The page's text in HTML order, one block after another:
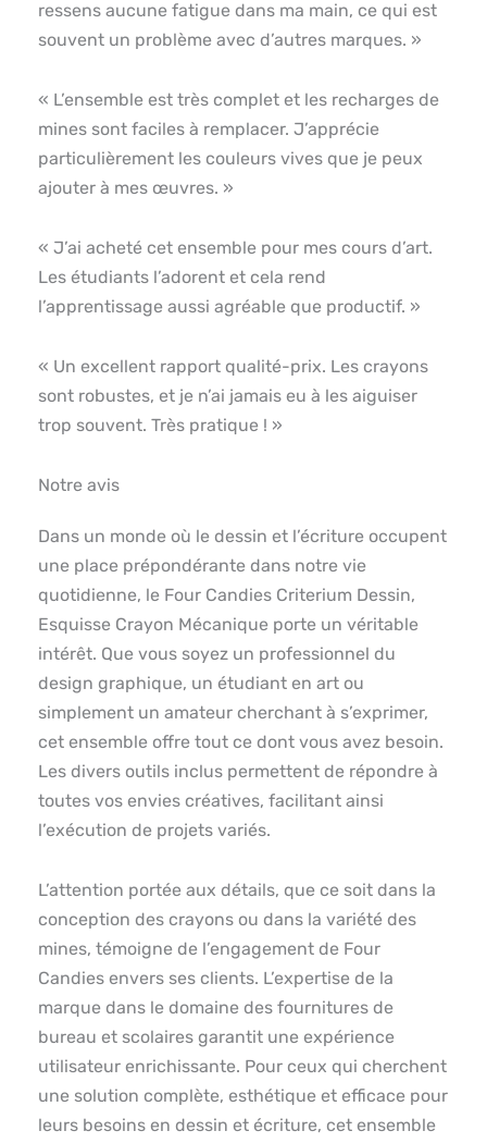
ressens aucune fatigue dans ma main, ce qui est
souvent un problème avec d’autres marques. »
« L’ensemble est très complet et les recharges de
mines sont faciles à remplacer. J’apprécie
particulièrement les couleurs vives que je peux
ajouter à mes œuvres. »
« J’ai acheté cet ensemble pour mes cours d’art.
Les étudiants l’adorent et cela rend
l’apprentissage aussi agréable que productif. »
« Un excellent rapport qualité-prix. Les crayons
sont robustes, et je n’ai jamais eu à les aiguiser
trop souvent. Très pratique ! »
Notre avis
Dans un monde où le dessin et l’écriture occupent
une place prépondérante dans notre vie
quotidienne, le Four Candies Criterium Dessin,
Esquisse Crayon Mécanique porte un véritable
intérêt. Que vous soyez un professionnel du
design graphique, un étudiant en art ou
simplement un amateur cherchant à s’exprimer,
cet ensemble offre tout ce dont vous avez besoin.
Les divers outils inclus permettent de répondre à
toutes vos envies créatives, facilitant ainsi
l’exécution de projets variés.
L’attention portée aux détails, que ce soit dans la
conception des crayons ou dans la variété des
mines, témoigne de l’engagement de Four
Candies envers ses clients. L’expertise de la
marque dans le domaine des fournitures de
bureau et scolaires garantit une expérience
utilisateur enrichissante. Pour ceux qui cherchent
une solution complète, esthétique et efficace pour
leurs besoins en dessin et écriture, cet ensemble